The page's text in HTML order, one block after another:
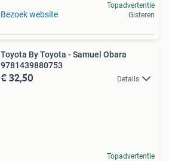
Bezoek website
Topadvertentie
Gisteren
Toyota By Toyota - Samuel Obara
9781439880753
€ 32,50 Details
Topadvertentie